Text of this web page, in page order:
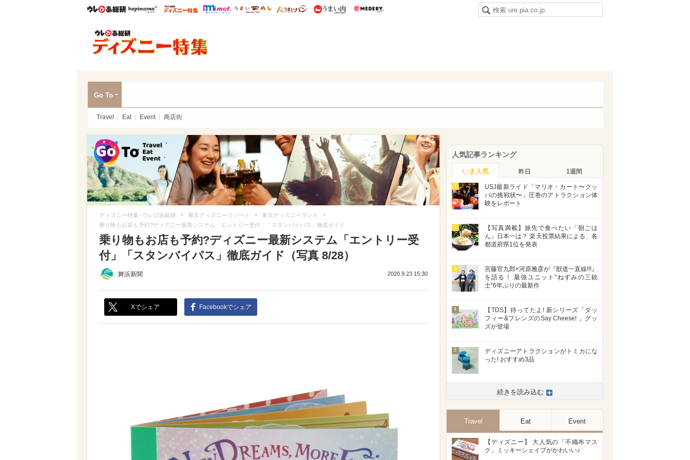
ウレぴあ総研ハピママ* ウレぴあ総研 ディズニー特集
mimot. うまいめし うまいパン うまい肉
Go To
Travel Eat Event 商店街
ディズニー特集 -ウレぴあ総研 > 東京ディズニーリゾート > 東京ディズニーランド >
乗り物もお店も予約?ディズニー最新システム「エントリー受付」「スタンバイパス」徹底ガイド
乗り物もお店も予約?ディズニー最新システム「エントリー受
付」「スタンバイパス」徹底ガイド（写真 8/28）
舞浜新聞 2020.9.23 15:30
Xでシェア Facebookでシェア
人気記事ランキング
いま人気 昨日 1週間
1
USJ最新ライド「マリオ・カート〜クッ
パの挑戦状〜」圧巻のアトラクション体
験をレポート
2
【写真満載】旅先で食べたい「朝ごは
ん」日本一は？ 楽天投票結果による、各
都道府県1位を発表
3
宮藤官九郎×河原雅彦が『獣道一直線!!!』
を語る！ 最強ユニット“ねずみの三銃
士”6年ぶりの最新作
4
【TDS】待ってたよ! 新シリーズ「ダッ
フィー&フレンズのSay Cheese! 」グッ
ズが登場
5
ディズニーアトラクションがトミカにな
った! おすすめ3品
続きを読み込む
Travel Eat Event
【ディズニー】 大人気の「不織布マス
ク」ミッキーシェイプがかわいい♪